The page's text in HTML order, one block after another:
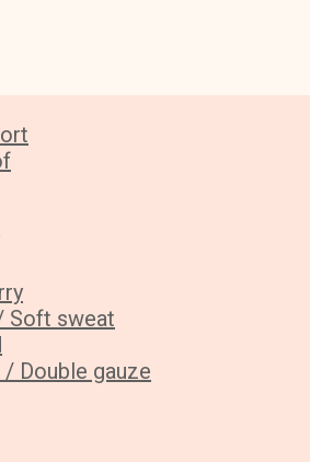
Soft sweat
Double gauze